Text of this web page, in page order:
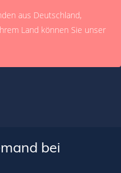
aus Deutschland,
Land können Sie unser
bei